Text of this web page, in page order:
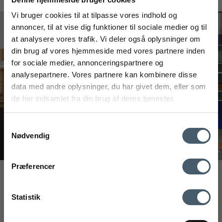
Vi bruger cookies til at tilpasse vores indhold og
annoncer, til at vise dig funktioner til sociale medier og til
at analysere vores trafik. Vi deler også oplysninger om
din brug af vores hjemmeside med vores partnere inden
for sociale medier, annonceringspartnere og
analysepartnere. Vores partnere kan kombinere disse
data med andre oplysninger, du har givet dem, eller som
de har indsamlet fra din brug af deres tjenester.
Nødvendig
Præferencer
Statistik
#interiorshop
Løsning
FÅ 20% RABATT
Få 20 % rabatt ved å melde deg på vårt nyhetsbrev.
*Rabatten din kan ikke brukes på allerede nedsatte varer
eller produkter fra Rocket.
Ved å registrere deg godtar du å motta vårt nyhetsbrev
med gode tilbud og inspirasjon. Du kan alltid trekke tilbake